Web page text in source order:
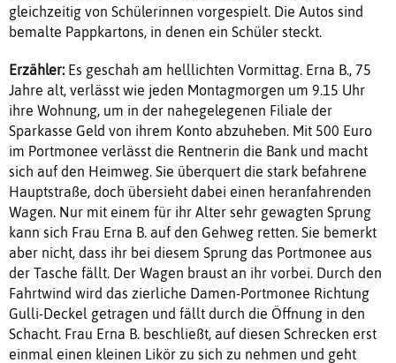
gleichzeitig von Schülerinnen vorgespielt. Die Autos sind
bemalte Pappkartons, in denen ein Schüler steckt.
Erzähler: Es geschah am helllichten Vormittag. Erna B., 75
Jahre alt, verlässt wie jeden Montagmorgen um 9.15 Uhr
ihre Wohnung, um in der nahegelegenen Filiale der
Sparkasse Geld von ihrem Konto abzuheben. Mit 500 Euro
im Portmonee verlässt die Rentnerin die Bank und macht
sich auf den Heimweg. Sie überquert die stark befahrene
Hauptstraße, doch übersieht dabei einen heranfahrenden
Wagen. Nur mit einem für ihr Alter sehr gewagten Sprung
kann sich Frau Erna B. auf den Gehweg retten. Sie bemerkt
aber nicht, dass ihr bei diesem Sprung das Portmonee aus
der Tasche fällt. Der Wagen braust an ihr vorbei. Durch den
Fahrtwind wird das zierliche Damen-Portmonee Richtung
Gulli-Deckel getragen und fällt durch die Öffnung in den
Schacht. Frau Erna B. beschließt, auf diesen Schrecken erst
einmal einen kleinen Likör zu sich zu nehmen und geht